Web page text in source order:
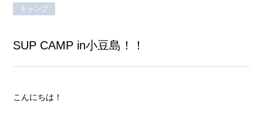
キャンプ
SUP CAMP in小豆島！！
こんにちは！